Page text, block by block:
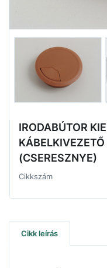
IRODABÚTOR
(CSERESZNYE)
Cikkszám
Cikk leírás